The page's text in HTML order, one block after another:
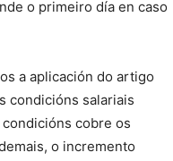
o primeiro día en caso
a aplicación do artigo
condicións salariais
cobre os
o incremento